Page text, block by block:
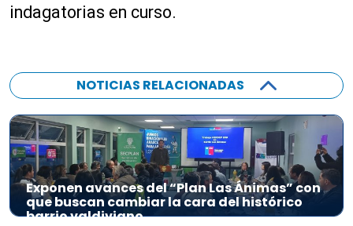
indagatorias en curso.
NOTICIAS RELACIONADAS
Exponen avances del “Plan Las Ánimas” con
que buscan cambiar la cara del histórico
barrio valdiviano